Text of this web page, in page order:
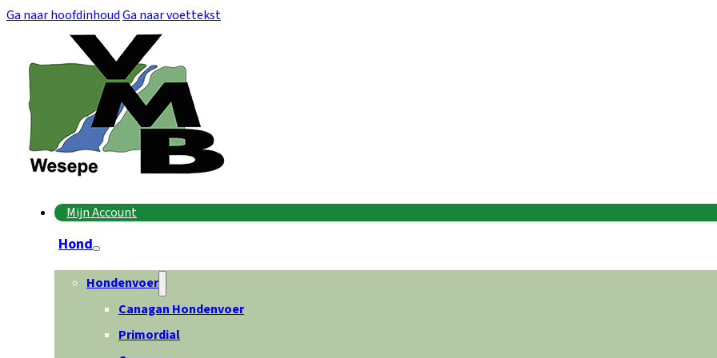
Ga naar hoofdinhoudGa naar voettekst
Mijn Account
Hond
Hondenvoer
Canagan Hondenvoer
Primordial